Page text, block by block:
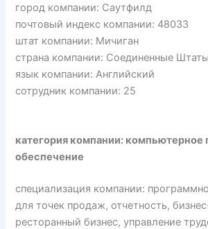
город компании: Саутфилд
почтовый индекс компании: 48033
штат компании: Мичиган
страна компании: Соединенные Штаты
язык компании: Английский
сотрудник компании: 25
категория компании: компьютерное
обеспечение
специализация компании:
для точек продаж, отчетность,
ресторанный бизнес, управление